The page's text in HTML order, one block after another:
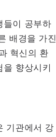
들이 공부하
배경을 가진
혁신의 환
향상시키
기관에서 강